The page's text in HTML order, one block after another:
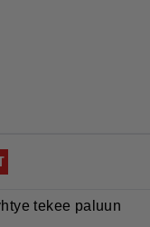
tekee paluun